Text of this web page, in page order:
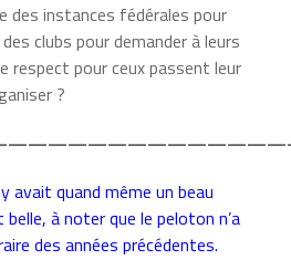
des instances fédérales pour
clubs pour demander à leurs
respect pour ceux passent leur
?
avait quand même un beau
à noter que le peloton n’a
des années précédentes.